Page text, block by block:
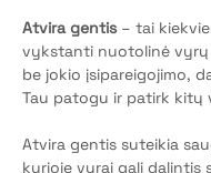
Atvira gentis – tai
vykstanti nuotolinė vyrų
be jokio įsipareigojimo,
Tau patogu ir patirk kitų
Atvira gentis suteikia
kurioje vyrai gali dalintis